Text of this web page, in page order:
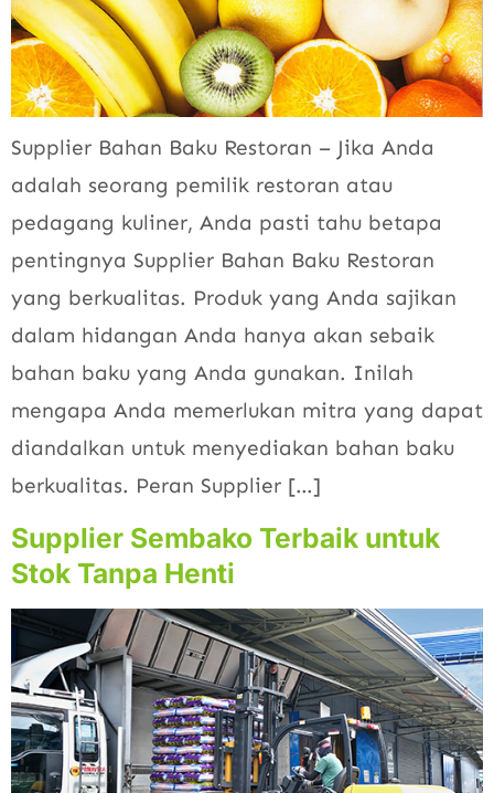
Supplier Bahan Baku Restoran – Jika Anda
adalah seorang pemilik restoran atau
pedagang kuliner, Anda pasti tahu betapa
pentingnya Supplier Bahan Baku Restoran
yang berkualitas. Produk yang Anda sajikan
dalam hidangan Anda hanya akan sebaik
bahan baku yang Anda gunakan. Inilah
mengapa Anda memerlukan mitra yang dapat
diandalkan untuk menyediakan bahan baku
berkualitas. Peran Supplier […]
Supplier Sembako Terbaik untuk
Stok Tanpa Henti